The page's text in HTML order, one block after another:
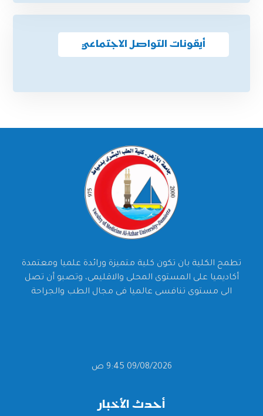
أيقونات التواصل الاجتماعي
تطمح الكلية بان تكون كلية متميزة ورائدة علميا ومعتمدة
أكاديميا على المستوى المحلى والاقليمى، وتصبو أن تصل
الى مستوى تنافسى عالميا فى مجال الطب والجراحة
09/08/2026 9:45 ص
أحدث الأخبار